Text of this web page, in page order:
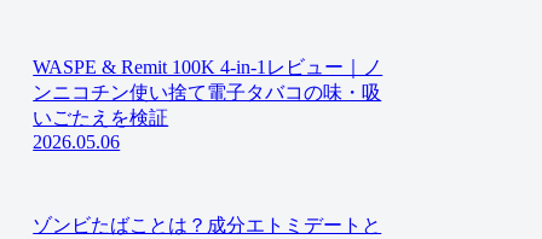
WASPE & Remit 100K 4-in-1レビュー｜ノ
ンニコチン使い捨て電子タバコの味・吸
いごたえを検証
2026.05.06
ゾンビたばことは？成分エトミデートと